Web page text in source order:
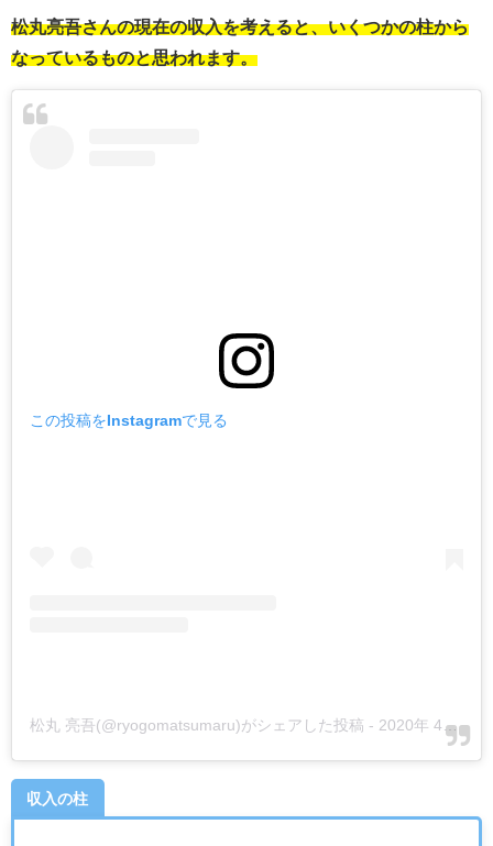
松丸亮吾さんの現在の収入を考えると、いくつかの柱から
なっているものと思われます。
この投稿をInstagramで見る
松丸 亮吾(@ryogomatsumaru)がシェアした投稿 - 2020年 4月月27日午前5時48分PDT
収入の柱